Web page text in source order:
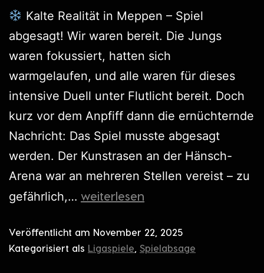
Kalte Realität in Meppen – Spiel
abgesagt! Wir waren bereit. Die Jungs
waren fokussiert, hatten sich
warmgelaufen, und alle waren für dieses
intensive Duell unter Flutlicht bereit. Doch
kurz vor dem Anpfiff dann die ernüchternde
Nachricht: Das Spiel musste abgesagt
werden. Der Kunstrasen an der Hänsch-
Arena war an mehreren Stellen vereist – zu
gefährlich,… weiterlesen
Veröffentlicht am November 22, 2025
Kategorisiert als Ligaspiele Spielabsage